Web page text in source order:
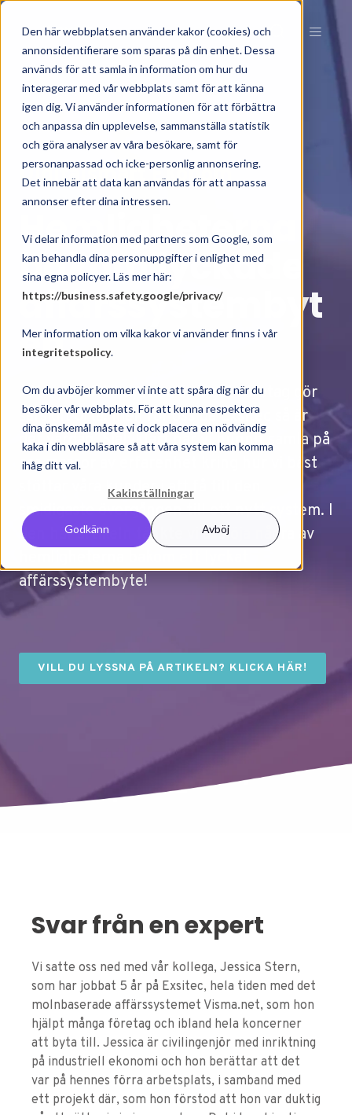
Den här webbplatsen använder kakor (cookies) och
annonsidentifierare som sparas på din enhet. Dessa
används för att samla in information om hur du
interagerar med vår webbplats samt för att känna
igen dig. Vi använder informationen för att förbättra
och anpassa din upplevelse, sammanställa statistik
och göra analyser av våra besökare, samt för
personanpassad och icke-personlig annonsering.
Det innebär att data kan användas för att anpassa
annonser efter dina intressen.
Vi delar information med partners som Google, som
kan behandla dina personuppgifter i enlighet med
sina egna policyer. Läs mer här:
https://business.safety.google/privacy/
Mer information om vilka kakor vi använder finns i vår
integritetspolicy.
Om du avböjer kommer vi inte att spåra dig när du
besöker vår webbplats. För att kunna respektera
dina önskemål måste vi dock placera en nödvändig
kaka i din webbläsare så att våra system kan komma
ihåg ditt val.
Kakinställningar
Godkänn Avböj
Digitalsmart Ekonom
Hemligheterna
bakom lyckade
affärssystembyt
en
Att byta affärssystem är inget företag gör
särskilt ofta, men för oss på Exsitec så är
det vardag. Självklart har vi hunnit samla på
oss massor av erfarenhet kring hur vi bäst
stöttar våra kunder i att få till den
smidigaste övergången till ett nytt system. I
den här artikeln tänkte vi avslöja några av
affärssystembyte!
VILL DU LYSSNA PÅ ARTIKELN? KLICKA HÄR!
Svar från en expert
Vi satte oss ned med vår kollega, Jessica Stern,
som har jobbat 5 år på Exsitec, hela tiden med det
molnbaserade affärssystemet Visma.net, som hon
hjälpt många företag och ibland hela koncerner
att byta till. Jessica är civilingenjör med inriktning
på industriell ekonomi och hon berättar att det
var på hennes förra arbetsplats, i samband med
ett projekt där, som hon förstod att hon var duktig